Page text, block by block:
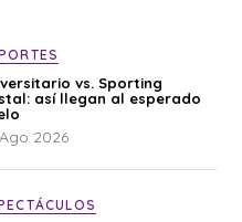
vs. Sporting
así llegan al esperado
2026